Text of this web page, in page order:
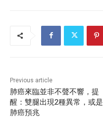
Previous article
肺癌來臨並非不聲不響，提
醒：雙腿出現2種異常，或是
肺癌預兆